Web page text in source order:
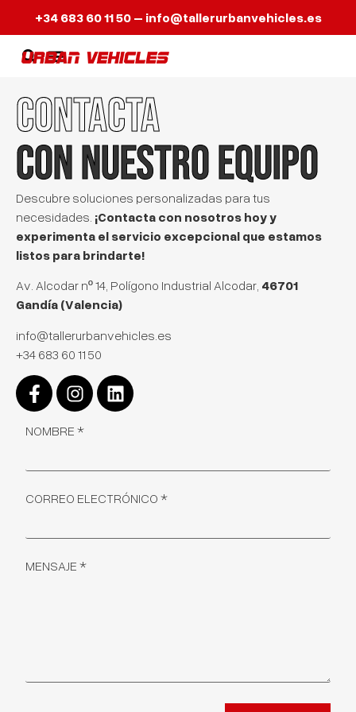
+34 683 60 11 50– info@tallerurbanvehicles.es
CONTACTA
CON NUESTRO EQUIPO
Descubre soluciones personalizadas para tus
necesidades. ¡Contacta con nosotros hoy y
experimenta el servicio excepcional que estamos
listos para brindarte!
Av. Alcodar nº 14, Polígono Industrial Alcodar, 46701
Gandía (Valencia)
info@tallerurbanvehicles.es
+34 683 60 11 50
NOMBRE*
CORREO ELECTRÓNICO*
MENSAJE*